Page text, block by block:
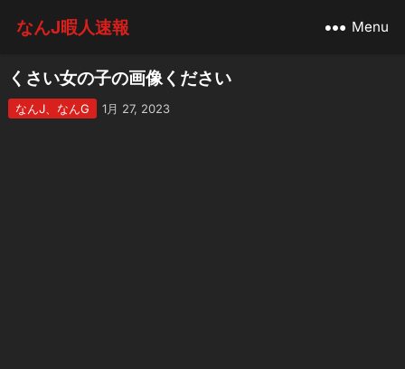
なんJ暇人速報 Menu
くさい女の子の画像ください
なんJ、なんG 1月 27, 2023